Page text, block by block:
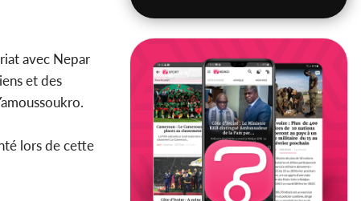
avec Nepar
et des
lors de cette